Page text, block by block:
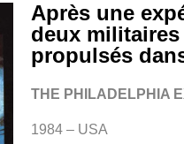
Après une
deux
propulsés
THE PHILADELPHIA
1984 – USA